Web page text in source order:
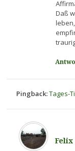
Daß
Pingback:Tages-
Felix